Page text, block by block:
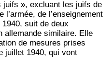
juifs », excluant les juifs de
l’armée, de l’enseignement
suit de deux
allemande similaire. Elle
de mesures prises
juillet 1940, qui vont